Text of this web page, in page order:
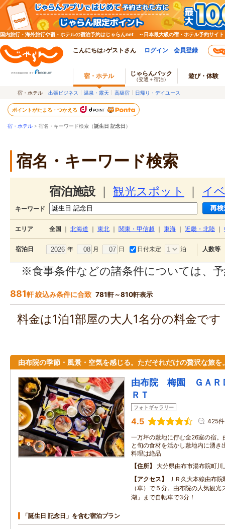
国内旅行・海外旅行や宿・ホテルの宿泊予約はじゃらんnet ～日本最大級の宿・ホテル予約サイト
こんにちは♪ゲストさん ログイン 会員登録
宿・ホテル じゃらんパック
（交通＋宿泊） 遊び・体験
宿・ホテル 出張ビジネス 温泉・露天 高級宿 日帰り・デイユース
ポイントがたまる・つかえる
宿・ホテル > 宿名・キーワード検索（誕生日 記念日 ）
宿名・キーワード検索
宿泊施設 観光スポット イ
キーワード
エリア 全国 北海道 東北 関東・甲信越 東海 近畿・北陸
宿泊日 年 月 日 日付未定 泊 人数等
※食事条件などの諸条件については、
881軒 絞込み条件に合致 781軒～810軒表示
料金は1泊1部屋の大人1名分の料金で
由布院の季節・風景・空気を感じる。ただそれだけの贅沢な旅を
由布院 梅園 ＧＡＲ
ＲＴ
フォトギャラリー
4.5 425件
一万坪の敷地に佇む全26室の宿
と旬の食材を活かし敷地内に湧き
料理は絶品
住所
大分県由布市湯布院町
アクセス
ＪＲ久大本線由布
（車）で５分。由布院の人気観光
湖」まで自転車で3分！
「誕生日 記念日」を含む宿泊プラン